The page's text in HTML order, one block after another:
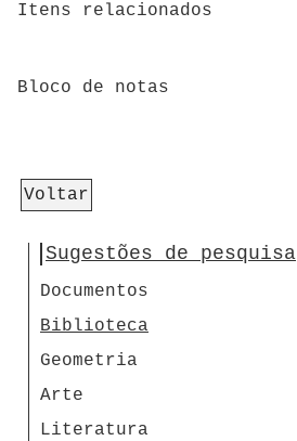
Itens relacionados
Bloco de notas
Voltar
Sugestões de pesquisa
Documentos
Biblioteca
Geometria
Arte
Literatura